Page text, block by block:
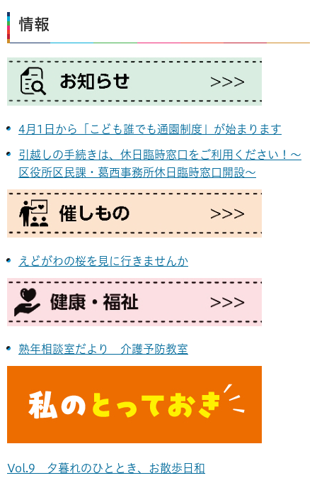
情報
4月1日から「こども誰でも通園制度」が始まります
引越しの手続きは、休日臨時窓口をご利用ください！～
区役所区民課・葛西事務所休日臨時窓口開設～
えどがわの桜を見に行きませんか
熟年相談室だより 介護予防教室
Vol.9 夕暮れのひととき、お散歩日和